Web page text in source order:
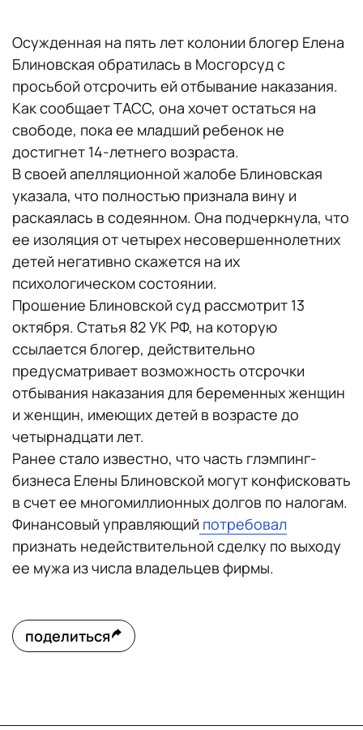
Осужденная на пять лет колонии блогер Елена
Блиновская обратилась в Мосгорсуд с
просьбой отсрочить ей отбывание наказания.
Как сообщает ТАСС, она хочет остаться на
свободе, пока ее младший ребенок не
достигнет 14-летнего возраста.
В своей апелляционной жалобе Блиновская
указала, что полностью признала вину и
раскаялась в содеянном. Она подчеркнула, что
ее изоляция от четырех несовершеннолетних
детей негативно скажется на их
психологическом состоянии.
Прошение Блиновской суд рассмотрит 13
октября. Статья 82 УК РФ, на которую
ссылается блогер, действительно
предусматривает возможность отсрочки
отбывания наказания для беременных женщин
и женщин, имеющих детей в возрасте до
четырнадцати лет.
Ранее стало известно, что часть глэмпинг-
бизнеса Елены Блиновской могут конфисковать
в счет ее многомиллионных долгов по налогам.
Финансовый управляющий потребовал
признать недействительной сделку по выходу
ее мужа из числа владельцев фирмы.
поделиться